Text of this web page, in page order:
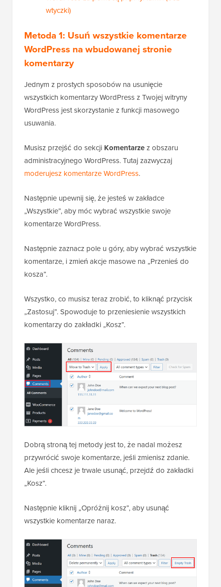
wtyczki)
Metoda 1: Usuń wszystkie komentarze
WordPress na wbudowanej stronie
komentarzy
Jednym z prostych sposobów na usunięcie
wszystkich komentarzy WordPress z Twojej witryny
WordPress jest skorzystanie z funkcji masowego
usuwania.
Musisz przejść do sekcji Komentarzez obszaru
administracyjnego WordPress. Tutaj zazwyczaj
moderujesz komentarze WordPress.
Następnie upewnij się, że jesteś w zakładce
„Wszystkie”, aby móc wybrać wszystkie swoje
komentarze WordPress.
Następnie zaznacz pole u góry, aby wybrać wszystkie
komentarze, i zmień akcje masowe na „Przenieś do
kosza”.
Wszystko, co musisz teraz zrobić, to kliknąć przycisk
„Zastosuj”. Spowoduje to przeniesienie wszystkich
komentarzy do zakładki „Kosz”.
Dobrą stroną tej metody jest to, że nadal możesz
przywrócić swoje komentarze, jeśli zmienisz zdanie.
Ale jeśli chcesz je trwale usunąć, przejdź do zakładki
„Kosz”.
Następnie kliknij „Opróżnij kosz”, aby usunąć
wszystkie komentarze naraz.